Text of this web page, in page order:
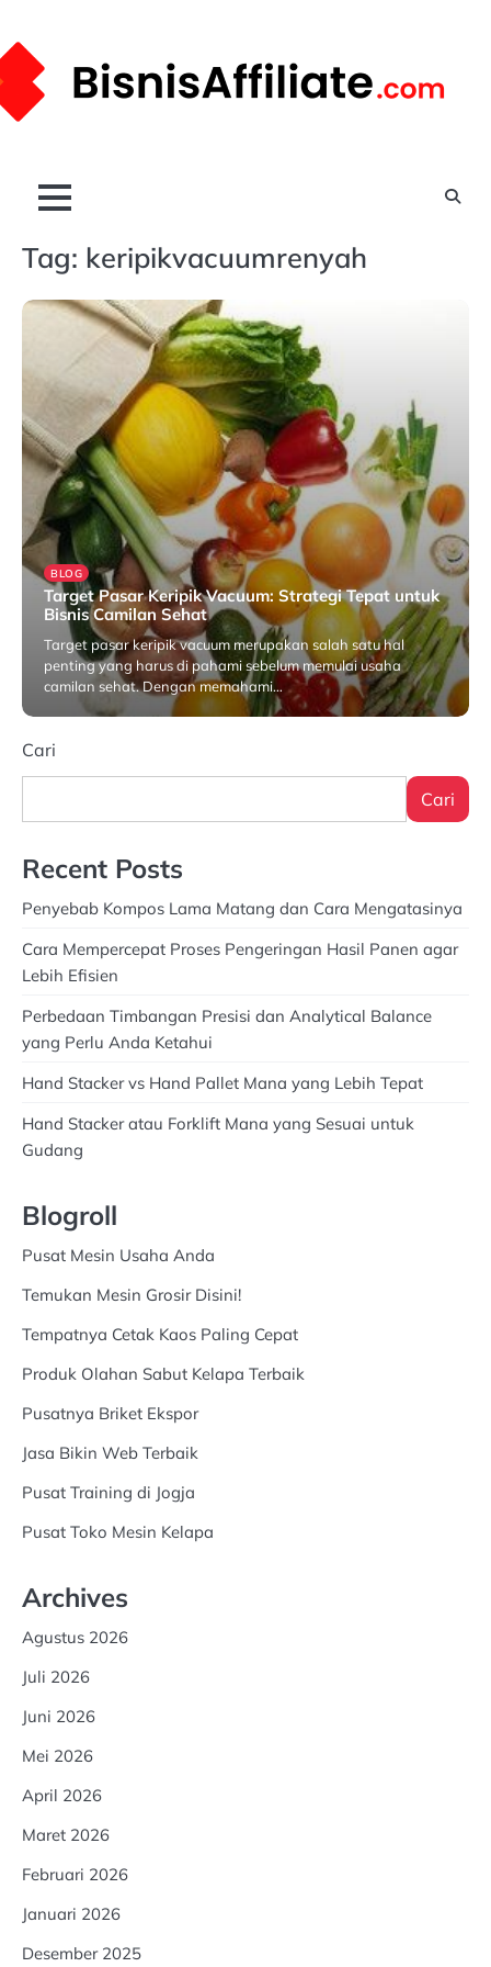
to
content
Tag: keripikvacuumrenyah
BLOG
Target Pasar Keripik Vacuum: Strategi Tepat untuk
Bisnis Camilan Sehat
Target pasar keripik vacuum merupakan salah satu hal
penting yang harus di pahami sebelum memulai usaha
camilan sehat. Dengan memahami…
Agustus 22, 2025
Cari
Cari
Recent Posts
Penyebab Kompos Lama Matang dan Cara Mengatasinya
Cara Mempercepat Proses Pengeringan Hasil Panen agar
Lebih Efisien
Perbedaan Timbangan Presisi dan Analytical Balance
yang Perlu Anda Ketahui
Hand Stacker vs Hand Pallet Mana yang Lebih Tepat
Hand Stacker atau Forklift Mana yang Sesuai untuk
Gudang
Blogroll
Pusat Mesin Usaha Anda
Temukan Mesin Grosir Disini!
Tempatnya Cetak Kaos Paling Cepat
Produk Olahan Sabut Kelapa Terbaik
Pusatnya Briket Ekspor
Jasa Bikin Web Terbaik
Pusat Training di Jogja
Pusat Toko Mesin Kelapa
Archives
Agustus 2026
Juli 2026
Juni 2026
Mei 2026
April 2026
Maret 2026
Februari 2026
Januari 2026
Desember 2025